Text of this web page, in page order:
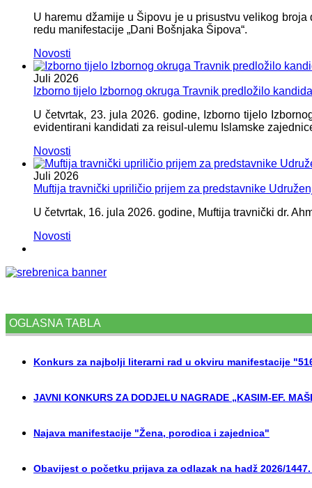
U haremu džamije u Šipovu je u prisustvu velikog
redu manifestacije „Dani Bošnjaka Šipova“.
Novosti
Juli 2026
Izborno tijelo Izbornog okruga Travnik predložilo
U četvrtak, 23. jula 2026. godine, Izborno tijelo
evidentirani kandidati za reisul-ulemu Islamske
Novosti
Juli 2026
Muftija travnički upriličio prijem za predstavnike
U četvrtak, 16. jula 2026. godine, Muftija travnički dr.
Novosti
OGLASNA TABLA
Konkurs za najbolji literarni rad u okviru manifestacije
JAVNI KONKURS ZA DODJELU NAGRADE „KASIM-EF.
Najava manifestacije "Žena, porodica i zajednica"
Obavijest o početku prijava za odlazak na hadž 2026/